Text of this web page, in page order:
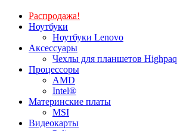
Распродажа!
Ноутбуки
Ноутбуки Lenovo
Аксессуары
Чехлы для планшетов Highpaq
Процессоры
AMD
Intel®
Материнские платы
MSI
Видеокарты